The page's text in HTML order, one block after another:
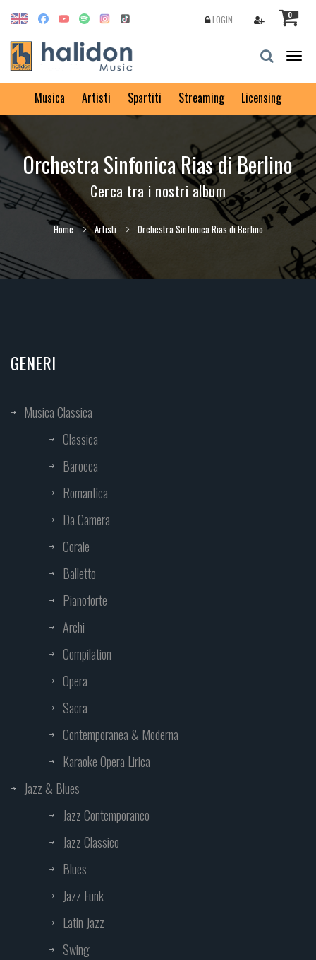
0
LOGIN
Musica Artisti Spartiti Streaming Licensing
Orchestra Sinfonica Rias di Berlino
Cerca tra i nostri album
Home Artisti Orchestra Sinfonica Rias di Berlino
GENERI
Musica Classica
Classica
Barocca
Romantica
Da Camera
Corale
Balletto
Pianoforte
Archi
Compilation
Opera
Sacra
Contemporanea & Moderna
Karaoke Opera Lirica
Jazz & Blues
Jazz Contemporaneo
Jazz Classico
Blues
Jazz Funk
Latin Jazz
Swing